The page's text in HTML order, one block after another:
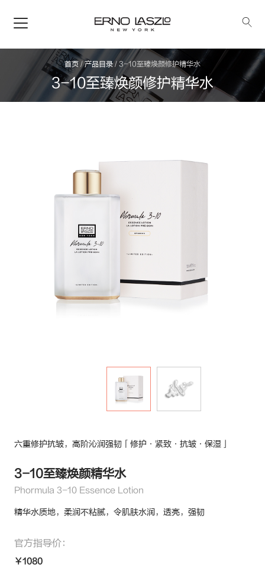
首页 /产品目录 / 3-10至臻焕颜修护精华水
3-10至臻焕颜修护精华水
六重修护抗皱，高阶沁润强韧「修护·紧致·抗皱·保湿」
3-10至臻焕颜精华水
Phormula 3-10 Essence Lotion
精华水质地，柔润不粘腻，令肌肤水润，透亮，强韧
官方指导价：
￥1080